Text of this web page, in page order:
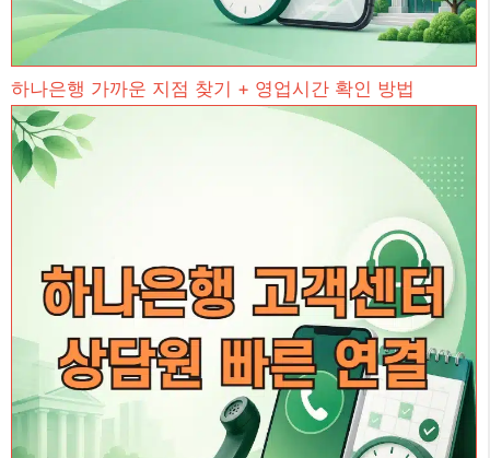
하나은행 가까운 지점 찾기 + 영업시간 확인 방법